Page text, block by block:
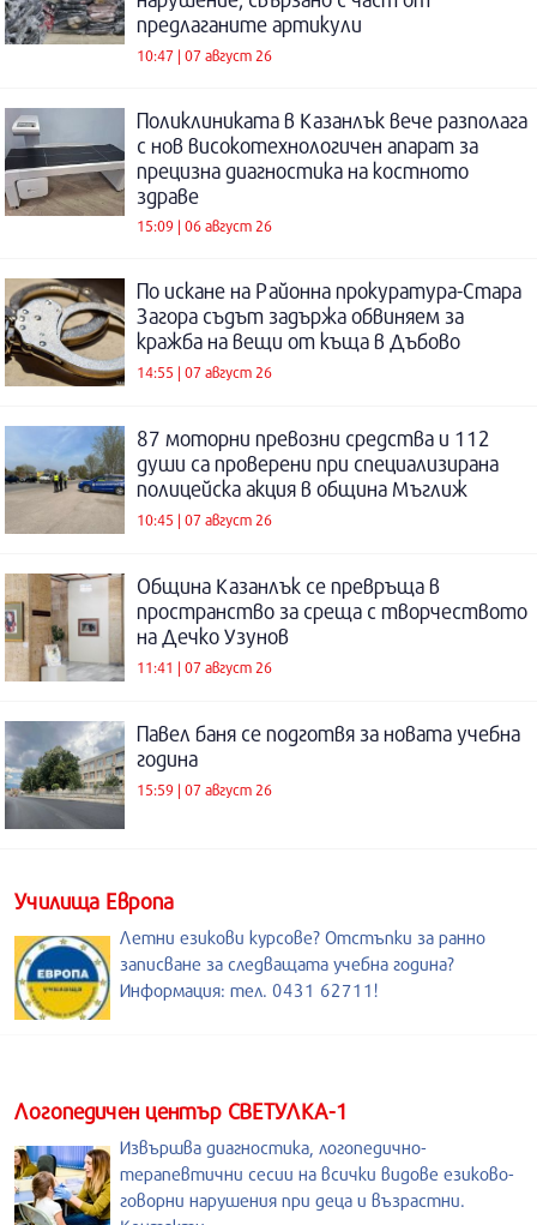
предлаганите артикули
10:47 | 07 август 26
Поликлиниката в Казанлък вече разполага
с нов високотехнологичен апарат за
прецизна диагностика на костното
здраве
15:09 | 06 август 26
По искане на Районна прокуратура-Стара
Загора съдът задържа обвиняем за
кражба на вещи от къща в Дъбово
14:55 | 07 август 26
87 моторни превозни средства и 112
души са проверени при специализирана
полицейска акция в община Мъглиж
10:45 | 07 август 26
Община Казанлък се превръща в
пространство за среща с творчеството
на Дечко Узунов
11:41 | 07 август 26
Павел баня се подготвя за новата учебна
година
15:59 | 07 август 26
Училища Европа
Летни езикови курсове? Отстъпки за ранно
записване за следващата учебна година?
Информация: тел. 0431 62711!
Логопедичен център СВЕТУЛКА-1
Извършва диагностика, логопедично-
терапевтични сесии на всички видове езиково-
говорни нарушения при деца и възрастни.